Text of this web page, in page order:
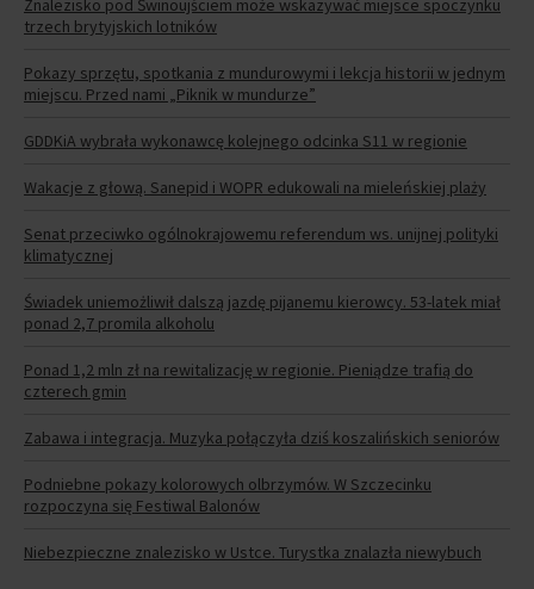
trzech brytyjskich lotników
Pokazy sprzętu, spotkania z mundurowymi i lekcja historii w jednym
miejscu. Przed nami „Piknik w mundurze”
GDDKiA wybrała wykonawcę kolejnego odcinka S11 w regionie
Wakacje z głową. Sanepid i WOPR edukowali na mieleńskiej plaży
Senat przeciwko ogólnokrajowemu referendum ws. unijnej polityki
klimatycznej
Świadek uniemożliwił dalszą jazdę pijanemu kierowcy. 53-latek miał
ponad 2,7 promila alkoholu
Ponad 1,2 mln zł na rewitalizację w regionie. Pieniądze trafią do
czterech gmin
Zabawa i integracja. Muzyka połączyła dziś koszalińskich seniorów
Podniebne pokazy kolorowych olbrzymów. W Szczecinku
rozpoczyna się Festiwal Balonów
Niebezpieczne znalezisko w Ustce. Turystka znalazła niewybuch